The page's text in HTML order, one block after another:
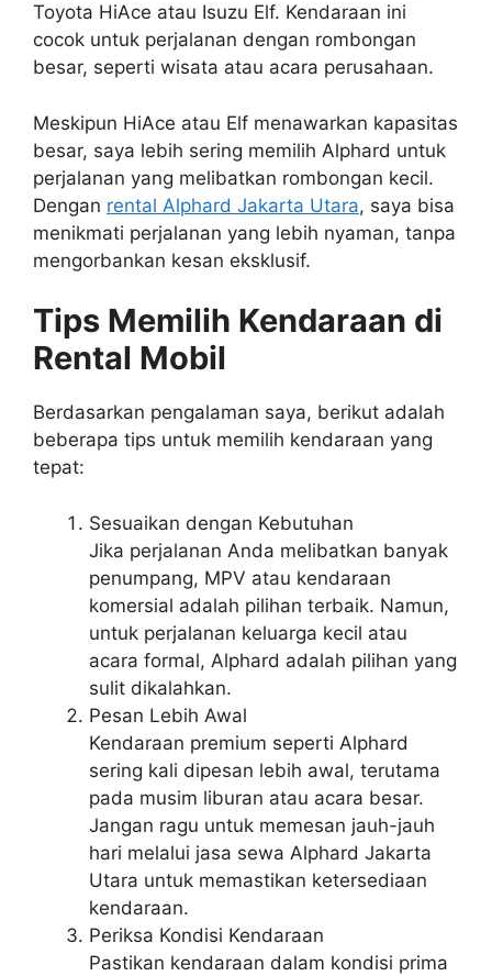
Toyota HiAce atau Isuzu Elf. Kendaraan ini
cocok untuk perjalanan dengan rombongan
besar, seperti wisata atau acara perusahaan.
Meskipun HiAce atau Elf menawarkan kapasitas
besar, saya lebih sering memilih Alphard untuk
perjalanan yang melibatkan rombongan kecil.
Dengan rental Alphard Jakarta Utara, saya bisa
menikmati perjalanan yang lebih nyaman, tanpa
mengorbankan kesan eksklusif.
Tips Memilih Kendaraan di
Rental Mobil
Berdasarkan pengalaman saya, berikut adalah
beberapa tips untuk memilih kendaraan yang
tepat:
Sesuaikan dengan Kebutuhan
Jika perjalanan Anda melibatkan banyak
penumpang, MPV atau kendaraan
komersial adalah pilihan terbaik. Namun,
untuk perjalanan keluarga kecil atau
acara formal, Alphard adalah pilihan yang
sulit dikalahkan.
Pesan Lebih Awal
Kendaraan premium seperti Alphard
sering kali dipesan lebih awal, terutama
pada musim liburan atau acara besar.
Jangan ragu untuk memesan jauh-jauh
hari melalui jasa sewa Alphard Jakarta
Utara untuk memastikan ketersediaan
kendaraan.
Periksa Kondisi Kendaraan
Pastikan kendaraan dalam kondisi prima